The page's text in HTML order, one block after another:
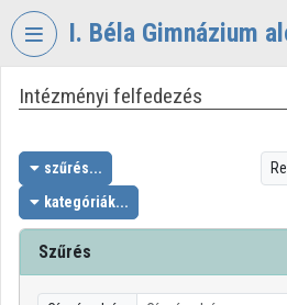
Fejléc kihagyása
I. Béla Gimnázium
VIDEOTORIUM
BÉLA
GIMNÁZIUM
Intézményi kezdőlap
Bejelentkezés
Intézményi felfedezés
szűrés...
kategóriák...
Szűrés